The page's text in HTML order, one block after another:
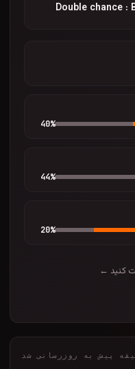
Double chance :
40%
44%
20%
کنید ←